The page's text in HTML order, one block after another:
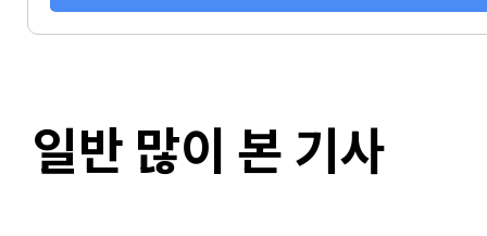
일반 많이 본 기사